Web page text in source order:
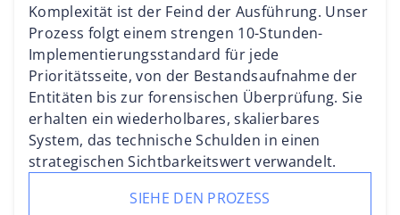
Komplexität ist der Feind der Ausführung. Unser
Prozess folgt einem strengen 10-Stunden-
Implementierungsstandard für jede
Prioritätsseite, von der Bestandsaufnahme der
Entitäten bis zur forensischen Überprüfung. Sie
erhalten ein wiederholbares, skalierbares
System, das technische Schulden in einen
strategischen Sichtbarkeitswert verwandelt.
SIEHE DEN PROZESS